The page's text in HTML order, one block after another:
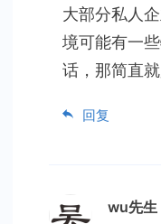
大部分私人
境可能有一
话，那简直就
回复
wu先生